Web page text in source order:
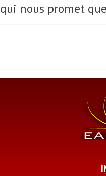
qui nous promet